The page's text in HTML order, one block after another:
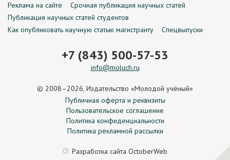
Реклама на сайте
Срочная публикация научных статей
Публикация научных статей студентов
Как опубликовать научную статью магистранту
Спецвыпуски
+7 (843) 500-57-53
info@moluch.ru
© 2008–2026, Издательство «Молодой учёный»
Публичная оферта и реквизиты
Пользовательское соглашение
Политика конфиденциальности
Политика рекламной рассылки
Разработка сайта OctoberWeb